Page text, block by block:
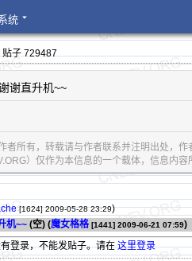
统
贴子 729487
谢直升机~~
者所有，转载请与作者联系并注明出处，作
）仅作为本信息的一个载体，信息内容
[1624] 2009-05-28 23:29)
机~~ (空) (魔女格格 [1441] 2009-06-21 07:59)
登录，不能发贴子。请在这里登录